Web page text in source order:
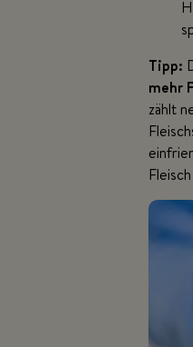
Tipp:
mehr
zählt